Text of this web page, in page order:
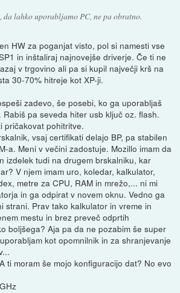
da lahko uporabljamo PC, ne pa obratno.
HW za poganjat visto, pol si namesti vse
in inštaliraj najnovejše driverje. Če ti ne
v trgovino ali pa si kupil največji krš na
30-70% hitreje kot XP-ji.
zadevo, še posebi, ko ga uporabljaš
pa seveda hiter usb ključ oz. flash.
pričakovat pohitritve.
vsaj certifikati delajo BP, pa stabilen
a. Meni v večini zadostuje. Mozillo imam da
izdelek tudi na drugem brskalniku, kar
V njem imam uro, koledar, kalkulator,
metre za CPU, RAM in mrežo,... ni mi
in ga odpirat v novem oknu. Vedno ga
strani. Prav tako kalkulator in vreme in
mestu in brez preveč odprtih
boljšega? Aja pa da ne pozabim še super
kot opomnilnik in za shranjevanje
ti moram še mojo konfiguracijo dat? No evo